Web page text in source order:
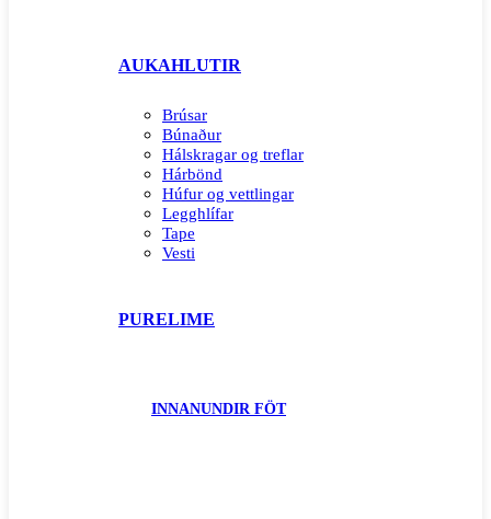
AUKAHLUTIR
Brúsar
Búnaður
Hálskragar og treflar
Hárbönd
Húfur og vettlingar
Legghlífar
Tape
Vesti
PURELIME
INNANUNDIR FÖT